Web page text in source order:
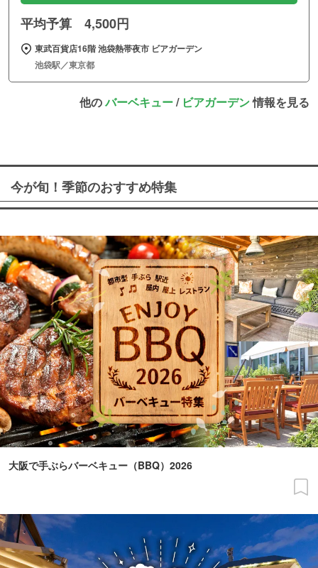
平均予算 4,500円
東武百貨店16階 池袋熱帯夜市 ビアガーデン
池袋駅／東京都
他のバーベキュー/ ビアガーデン情報を見る
今が旬！季節のおすすめ特集
大阪で手ぶらバーベキュー（BBQ）2026